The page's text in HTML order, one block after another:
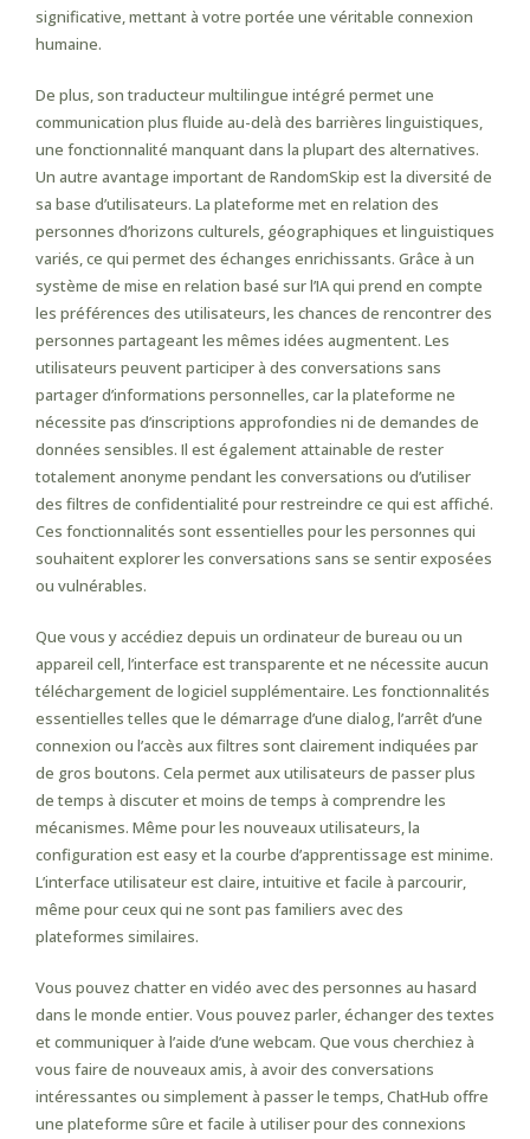
significative, mettant à votre portée une véritable connexion
humaine.
De plus, son traducteur multilingue intégré permet une
communication plus fluide au-delà des barrières linguistiques,
une fonctionnalité manquant dans la plupart des alternatives.
Un autre avantage important de RandomSkip est la diversité de
sa base d’utilisateurs. La plateforme met en relation des
personnes d’horizons culturels, géographiques et linguistiques
variés, ce qui permet des échanges enrichissants. Grâce à un
système de mise en relation basé sur l’IA qui prend en compte
les préférences des utilisateurs, les chances de rencontrer des
personnes partageant les mêmes idées augmentent. Les
utilisateurs peuvent participer à des conversations sans
partager d’informations personnelles, car la plateforme ne
nécessite pas d’inscriptions approfondies ni de demandes de
données sensibles. Il est également attainable de rester
totalement anonyme pendant les conversations ou d’utiliser
des filtres de confidentialité pour restreindre ce qui est affiché.
Ces fonctionnalités sont essentielles pour les personnes qui
souhaitent explorer les conversations sans se sentir exposées
ou vulnérables.
Que vous y accédiez depuis un ordinateur de bureau ou un
appareil cell, l’interface est transparente et ne nécessite aucun
téléchargement de logiciel supplémentaire. Les fonctionnalités
essentielles telles que le démarrage d’une dialog, l’arrêt d’une
connexion ou l’accès aux filtres sont clairement indiquées par
de gros boutons. Cela permet aux utilisateurs de passer plus
de temps à discuter et moins de temps à comprendre les
mécanismes. Même pour les nouveaux utilisateurs, la
configuration est easy et la courbe d’apprentissage est minime.
L’interface utilisateur est claire, intuitive et facile à parcourir,
même pour ceux qui ne sont pas familiers avec des
plateformes similaires.
Vous pouvez chatter en vidéo avec des personnes au hasard
dans le monde entier. Vous pouvez parler, échanger des textes
et communiquer à l’aide d’une webcam. Que vous cherchiez à
vous faire de nouveaux amis, à avoir des conversations
intéressantes ou simplement à passer le temps, ChatHub offre
une plateforme sûre et facile à utiliser pour des connexions